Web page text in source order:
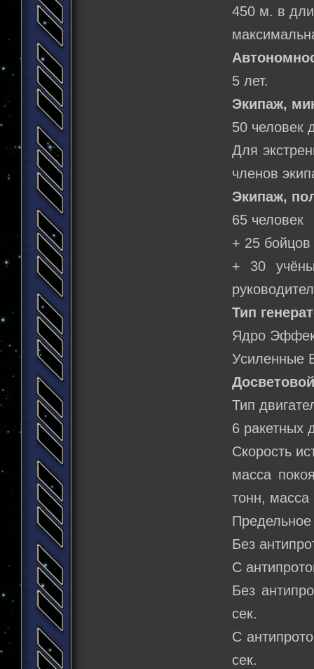
450 м. в
5 лет.
Экипаж,
50 человек
Для
членов
Экипаж,
65 человек
+ 25 бойцов
+ 30
Тип
Ядро
Усиленные
Тип
6 ракетных
Скорость
масса
тонн, масса
Без
С
Без
сек.
С
сек.